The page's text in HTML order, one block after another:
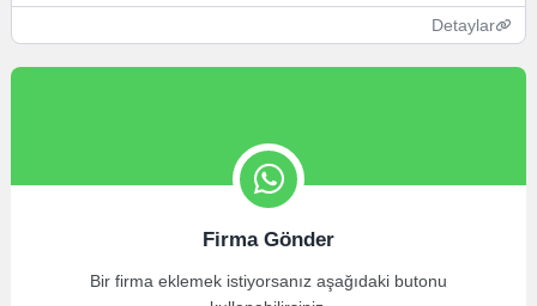
Detaylar
Firma Gönder
Bir firma eklemek istiyorsanız aşağıdaki butonu